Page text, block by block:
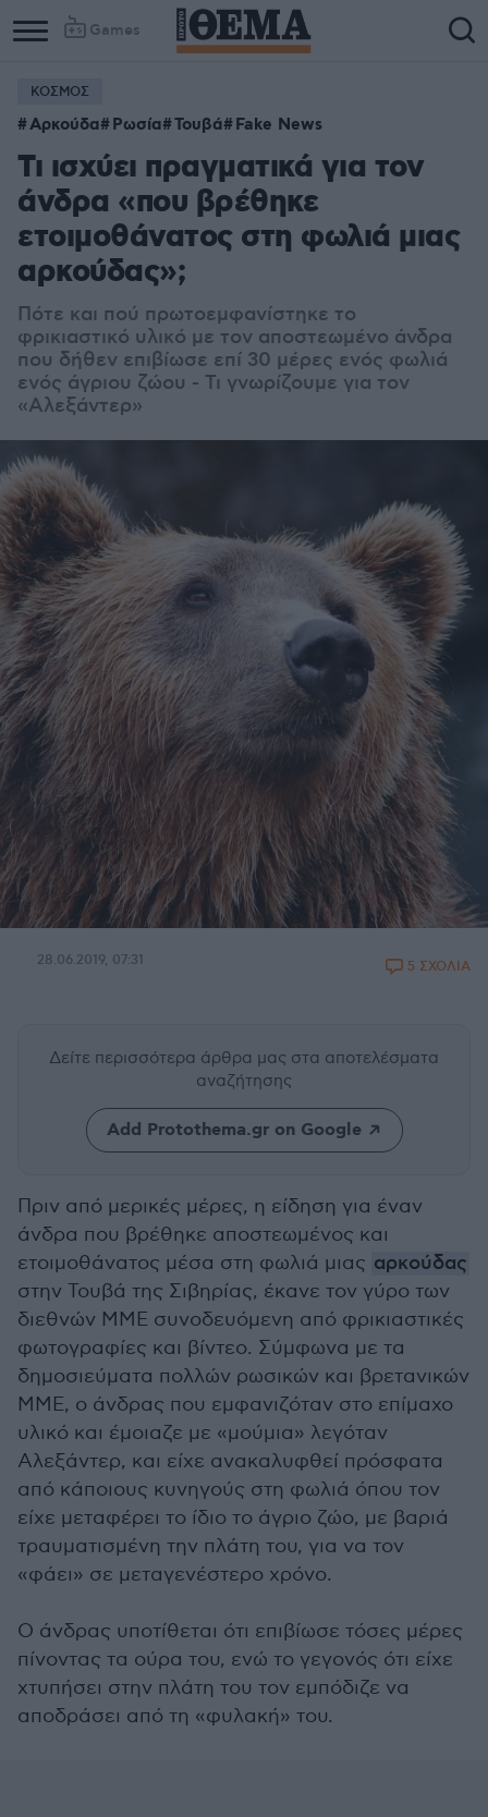
Games
ΚΟΣΜΟΣ
Αρκούδα Ρωσία Τουβά Fake News
Τι ισχύει πραγματικά για τον
άνδρα «που βρέθηκε
ετοιμοθάνατος στη φωλιά μιας
αρκούδας»;
Πότε και πού πρωτοεμφανίστηκε το
φρικιαστικό υλικό με τον αποστεωμένο άνδρα
που δήθεν επιβίωσε επί 30 μέρες ενός φωλιά
ενός άγριου ζώου - Τι γνωρίζουμε για τον
«Αλεξάντερ»
28.06.2019, 07:31 5 ΣΧΟΛΙΑ
Δείτε περισσότερα άρθρα μας στα αποτελέσματα
αναζήτησης
Add Protothema.gr on Google
Πριν από μερικές μέρες, η είδηση για έναν
άνδρα που βρέθηκε αποστεωμένος και
ετοιμοθάνατος μέσα στη φωλιά μιας αρκούδας
στην Τουβά της Σιβηρίας, έκανε τον γύρο των
διεθνών ΜΜΕ συνοδευόμενη από φρικιαστικές
φωτογραφίες και βίντεο. Σύμφωνα με τα
δημοσιεύματα πολλών ρωσικών και βρετανικών
ΜΜΕ, o άνδρας που εμφανιζόταν στο επίμαχο
υλικό και έμοιαζε με «μούμια» λεγόταν
Αλεξάντερ, και είχε ανακαλυφθεί πρόσφατα
από κάποιους κυνηγούς στη φωλιά όπου τον
είχε μεταφέρει το ίδιο το άγριο ζώο, με βαριά
τραυματισμένη την πλάτη του, για να τον
«φάει» σε μεταγενέστερο χρόνο.
Ο άνδρας υποτίθεται ότι επιβίωσε τόσες μέρες
πίνοντας τα ούρα του, ενώ το γεγονός ότι είχε
χτυπήσει στην πλάτη του τον εμπόδιζε να
αποδράσει από τη «φυλακή» του.